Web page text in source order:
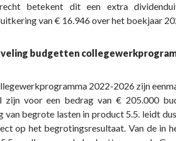
betekent dit een extra
van € 16.946 over het boekjaar
budgetten
2022-2026 zijn
zijn voor een bedrag van € 205.000
van begrote lasten in product 5.5. leidt
op het begrotingsresultaat. Van de in